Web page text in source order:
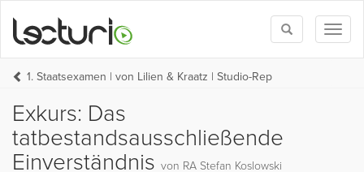
Toggle
search
1. Staatsexamen | von Lilien & Kraatz | Studio-Rep
Exkurs: Das
tatbestandsausschließende
Einverständnis von RA Stefan Koslowski